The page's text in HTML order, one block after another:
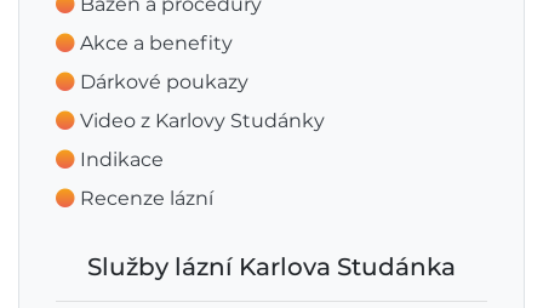
Akce a benefity
Dárkové poukazy
Video z Karlovy Studánky
Indikace
Recenze lázní
Služby lázní Karlova Studánka